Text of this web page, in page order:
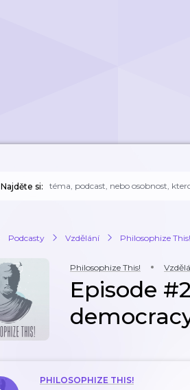
Najděte si:
Podcasty Vzdělání Philosophize This!
Philosophize This!
Episode
PHILOSOPHIZE THIS!